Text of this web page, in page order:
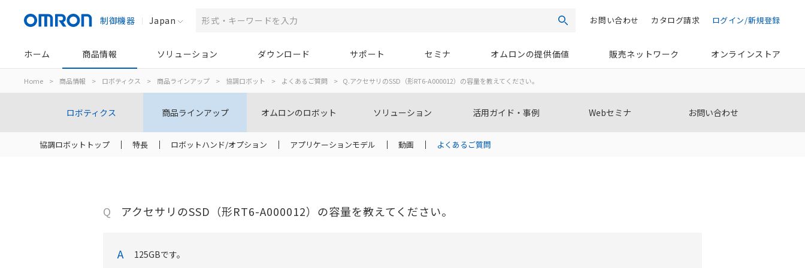
制御機器 Japan 検索 ログイン/新規登録
カタログ請求
お問い合わせ
ホーム 商品情報 ソリューション ダウンロード サポート セミナ オムロンの提供価値 販売ネットワーク オンラインストア
Home > 商品情報 > ロボティクス > 商品ラインアップ > 協調ロボット > よくあるご質問 > Q.アクセサリのSSD（形RT6-A000012）の容量を教えてください。
ロボティクス 商品ラインアップ オムロンのロボット ソリューション 活用ガイド・事例 Webセミナ お問い合わせ
協調ロボットトップ 特長 ロボットハンド/オプション アプリケーションモデル 動画 よくあるご質問
Q アクセサリのSSD（形RT6-A000012）の容量を教えてください。
A 125GBです。